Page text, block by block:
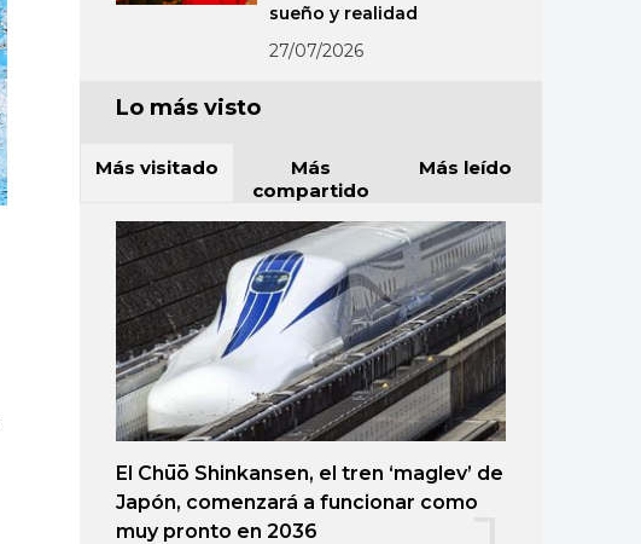
sueño y realidad
27/07/2026
Lo más visto
Más visitado
Más
compartido
Más leído
El Chūō Shinkansen, el tren ‘maglev’ de
Japón, comenzará a funcionar como
muy pronto en 2036